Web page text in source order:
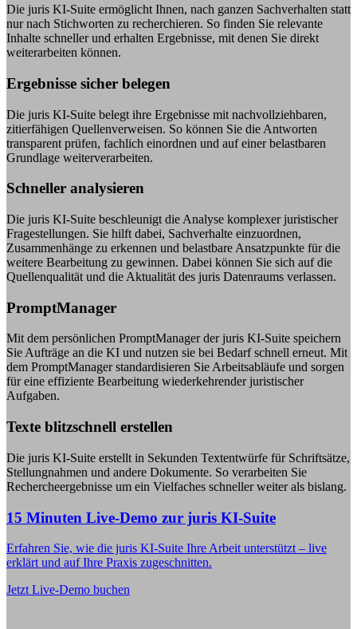
Die juris KI-Suite ermöglicht Ihnen, nach ganzen Sachverhalten statt
nur nach Stichworten zu recherchieren. So finden Sie relevante
Inhalte schneller und erhalten Ergebnisse, mit denen Sie direkt
weiterarbeiten können.
Ergebnisse sicher belegen
Die juris KI-Suite belegt ihre Ergebnisse mit nachvollziehbaren,
zitierfähigen Quellenverweisen. So können Sie die Antworten
transparent prüfen, fachlich einordnen und auf einer belastbaren
Grundlage weiterverarbeiten.
Schneller analysieren
Die juris KI-Suite beschleunigt die Analyse komplexer juristischer
Fragestellungen. Sie hilft dabei, Sachverhalte einzuordnen,
Zusammenhänge zu erkennen und belastbare Ansatzpunkte für die
weitere Bearbeitung zu gewinnen. Dabei können Sie sich auf die
Quellenqualität und die Aktualität des juris Datenraums verlassen.
PromptManager
Mit dem persönlichen PromptManager der juris KI-Suite speichern
Sie Aufträge an die KI und nutzen sie bei Bedarf schnell erneut. Mit
dem PromptManager standardisieren Sie Arbeitsabläufe und sorgen
für eine effiziente Bearbeitung wiederkehrender juristischer
Aufgaben.
Texte blitzschnell erstellen
Die juris KI-Suite erstellt in Sekunden Textentwürfe für Schriftsätze,
Stellungnahmen und andere Dokumente. So verarbeiten Sie
Rechercheergebnisse um ein Vielfaches schneller weiter als bislang.
15 Minuten Live-Demo zur juris KI-Suite
Erfahren Sie, wie die juris KI-Suite Ihre Arbeit unterstützt – live
erklärt und auf Ihre Praxis zugeschnitten.
Jetzt Live-Demo buchen